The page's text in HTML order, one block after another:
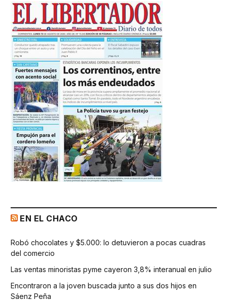
EN EL CHACO
Robó chocolates y $5.000: lo detuvieron a pocas cuadras
del comercio
Las ventas minoristas pyme cayeron 3,8% interanual en julio
Encontraron a la joven buscada junto a sus dos hijos en
Sáenz Peña